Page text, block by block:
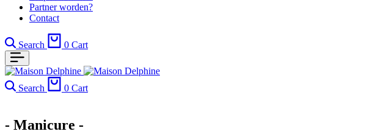
Partner worden?
Contact
Search 0 Cart
Search 0 Cart
- Manicure -